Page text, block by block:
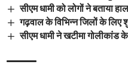
सीएम धामी को लोगों ने बताया
गढ़वाल के विभिन्न जिलों के लिए
सीएम धामी ने खटीमा गोलीकांड